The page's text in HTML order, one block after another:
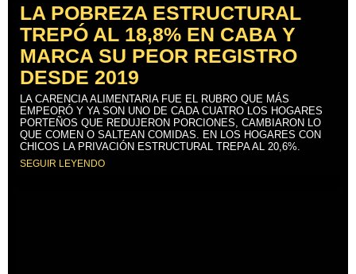
LA POBREZA ESTRUCTURAL
TREPÓ AL 18,8% EN CABA Y
MARCA SU PEOR REGISTRO
DESDE 2019
LA CARENCIA ALIMENTARIA FUE EL RUBRO QUE MÁS
EMPEORÓ Y YA SON UNO DE CADA CUATRO LOS HOGARES
PORTEÑOS QUE REDUJERON PORCIONES, CAMBIARON LO
QUE COMEN O SALTEAN COMIDAS. EN LOS HOGARES CON
CHICOS LA PRIVACIÓN ESTRUCTURAL TREPA AL 20,6%.
SEGUIR LEYENDO